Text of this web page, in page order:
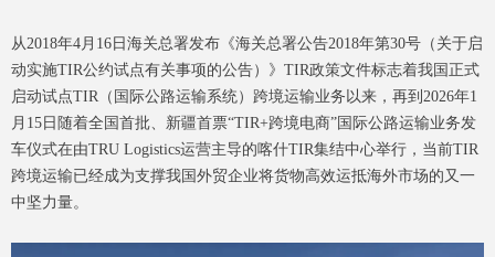
从2018年4月16日海关总署发布《海关总署公告2018年第30号（关于启
动实施TIR公约试点有关事项的公告）》TIR政策文件标志着我国正式
启动试点TIR（国际公路运输系统）跨境运输业务以来，再到2026年1
月15日随着全国首批、新疆首票“TIR+跨境电商”国际公路运输业务发
车仪式在由TRU Logistics运营主导的喀什TIR集结中心举行，当前TIR
跨境运输已经成为支撑我国外贸企业将货物高效运抵海外市场的又一
中坚力量。